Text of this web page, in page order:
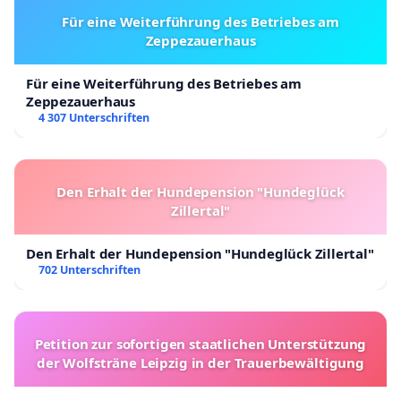
Für Deutschlands Zukunft, Gesundheit und
© Raimond Spekking / CC BY-SA 4.0 (via
Angela Merkel im Rathaus Köln-09916
(cropped),CC BY-SA 4.0
Für eine Weiterführung des Betriebes am
Zeppezauerhaus
Für eine Weiterführung des Betriebes am
Zeppezauerhaus
4 307 Unterschriften
Den Erhalt der Hundepension "Hundeglück
Zillertal"
Den Erhalt der Hundepension "Hundeglück Zillertal"
702 Unterschriften
Petition zur sofortigen staatlichen Unterstützung
der Wolfsträne Leipzig in der Trauerbewältigung